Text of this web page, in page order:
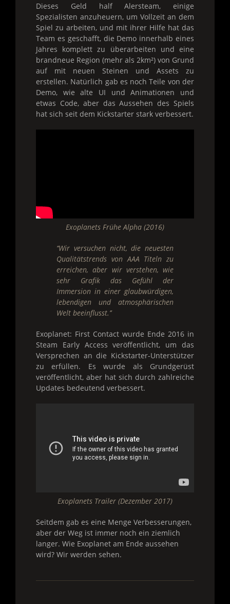
Dieses Geld half Alersteam, einige
Spezialisten anzuheuern, um Vollzeit an dem
Spiel zu arbeiten, und mit ihrer Hilfe hat das
Team es geschafft, die Demo innerhalb eines
Jahres komplett zu überarbeiten und eine
brandneue Region (mehr als 2km²) von Grund
auf mit neuen Steinen und Assets zu
erstellen. Natürlich gab es noch Teile von der
Demo, wie alte UI und Animationen und
etwas Code, aber das Aussehen des Spiels
hat sich seit dem Kickstarter stark verbessert.
Exoplanets Frühe Alpha (2016)
‘‘Wir versuchen nicht, die neuesten
Qualitätstrends von AAA Titeln zu
erreichen, aber wir verstehen, wie
sehr Grafik das Gefühl der
Immersion in einer glaubwürdigen,
lebendigen und atmosphärischen
Welt beeinflusst.’’
Exoplanet: First Contact wurde Ende 2016 in
Steam Early Access veröffentlicht, um das
Versprechen an die Kickstarter-Unterstützer
zu erfüllen. Es wurde als Grundgerüst
veröffentlicht, aber hat sich durch zahlreiche
Updates bedeutend verbessert.
Exoplanets Trailer (Dezember 2017)
Seitdem gab es eine Menge Verbesserungen,
aber der Weg ist immer noch ein ziemlich
langer. Wie Exoplanet am Ende aussehen
wird? Wir werden sehen.